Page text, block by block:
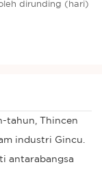
dirunding (hari)
tahun, Thincen
industri Gincu.
antarabangsa